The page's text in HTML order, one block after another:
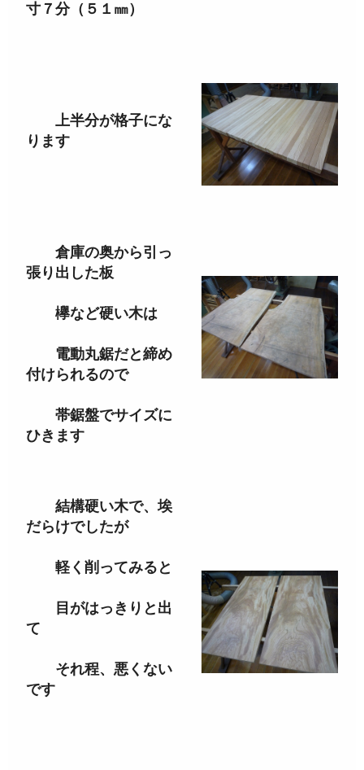
寸７分（５１㎜）
上半分が格子にな
ります
倉庫の奥から引っ
張り出した板
欅など硬い木は
電動丸鋸だと締め
付けられるので
帯鋸盤でサイズに
ひきます
結構硬い木で、埃
だらけでしたが
軽く削ってみると
目がはっきりと出
て
それ程、悪くない
です